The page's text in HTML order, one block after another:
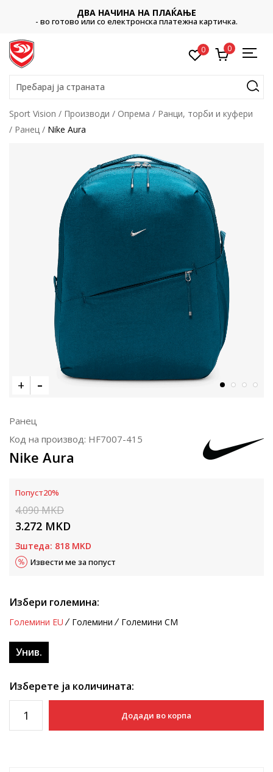
ДВА НАЧИНА НА ПЛАЌАЊЕ
- во готово или со електронска платежна картичка.
0 0
Пребарај ја страната
Sport Vision Производи Опрема
Ранци, торби и куфери
Ранец
Nike Aura
Ранец
Код на производ: HF7007-415
Nike Aura
Попуст20%
4.090MKD
3.272 MKD
Зштеда: 818 MKD
Извести ме за попуст
Избери големина:
Големини EU Големини Големини CM
Унив.
Изберете ја количината:
Додади во корпа